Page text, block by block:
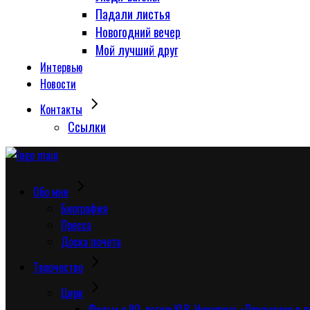
Падали листья
Новогодний вечер
Мой лучший друг
Интервью
Новости
Контакты
Сcылки
Обо мне
Биография
Пресса
Доска почета
Творчество
Цирк